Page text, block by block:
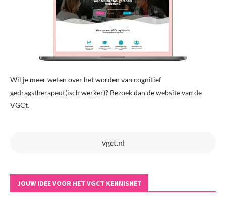
Wil je meer weten over het worden van cognitief
gedragstherapeut(isch werker)? Bezoek dan de website van de
VGCt.
vgct.nl
JOUW IDEE VOOR HET VGCT KENNISNET